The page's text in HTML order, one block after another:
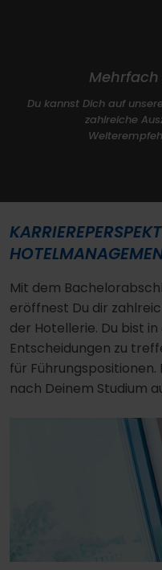
Du kannst Dich auf
zahlreiche
Mit dem
eröffnest Du dir
der Hotellerie. Du bist
Entscheidungen zu
für
nach Deinem Studium